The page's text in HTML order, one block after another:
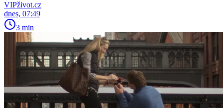
VIPživot.cz
dnes, 07:49
3 min